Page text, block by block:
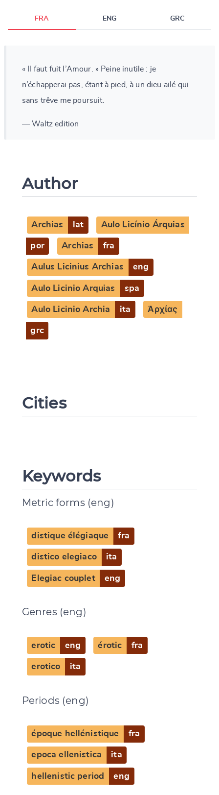
FRA ENG GRC
« Il faut fuit l’Amour. » Peine inutile : je
n’échapperai pas, étant à pied, à un dieu ailé qui
sans trêve me poursuit.
— Waltz edition
Author
Archias lat Aulo Licínio Árquias
por Archias fra
Aulus Licinius Archias eng
Aulo Licinio Arquias spa
Aulo Licinio Archia ita Ἀρχίας
grc
Cities
Keywords
Metric forms (eng)
distique élégiaque fra
distico elegiaco ita
Elegiac couplet eng
Genres (eng)
erotic eng érotic fra
erotico ita
Periods (eng)
époque hellénistique fra
epoca ellenistica ita
hellenistic period eng